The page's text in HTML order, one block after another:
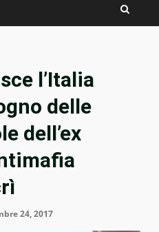
l’Italia
delle
dell’ex
24, 2017